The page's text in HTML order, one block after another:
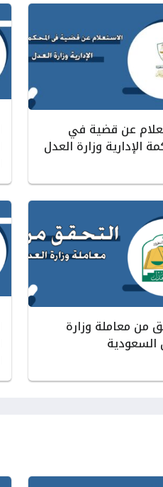
عن قضية في
الإدارية وزارة العدل
من معاملة وزارة
السعودية